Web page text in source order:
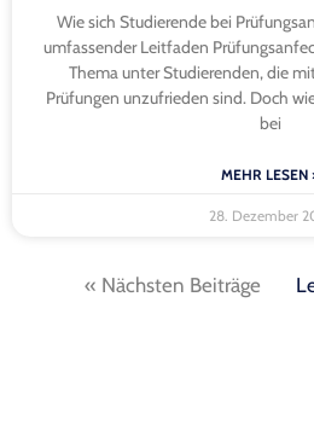
Wie sich Studierende bei
umfassender Leitfaden
Thema unter Studierenden, die
Prüfungen unzufrieden sind. Doch
bei
MEHR LESEN
28. Dezember
« Nächsten Beiträge